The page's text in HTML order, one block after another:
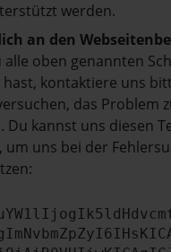
werden.
an den
alle oben genannten
kontaktiere uns
das Problem
Du kannst uns diesen
um uns bei der